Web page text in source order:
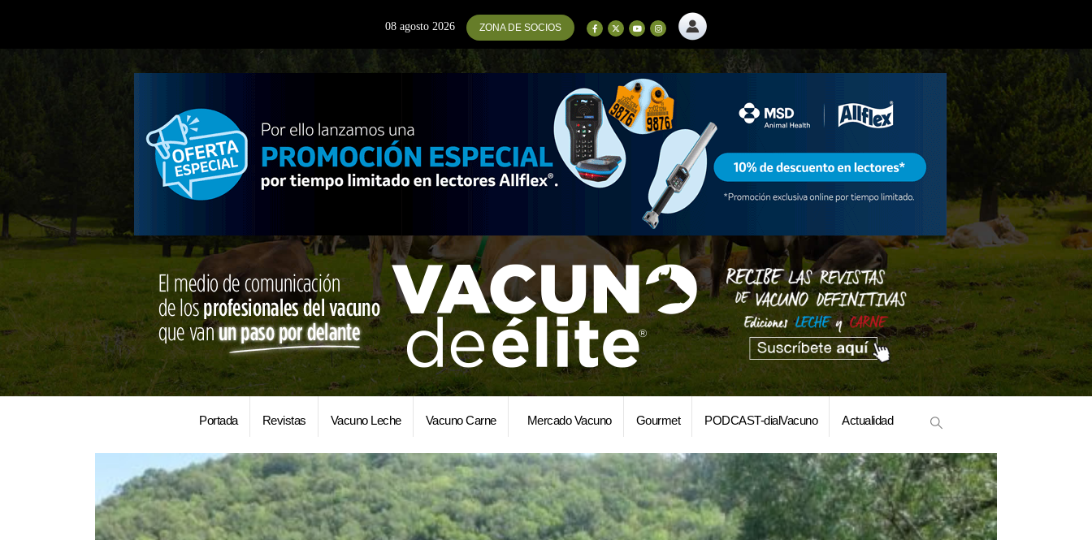
08 agosto 2026 ZONA DE SOCIOS
Portada Revistas Vacuno Leche Vacuno Carne Mercado Vacuno Gourmet PODCAST-dialVacuno Actualidad